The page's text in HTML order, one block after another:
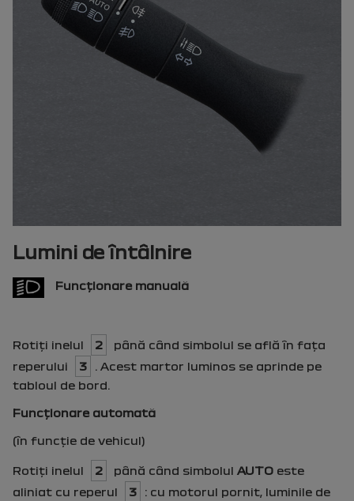
Lumini de întâlnire
Funcţionare manuală
Rotiţi inelul 2
până când simbolul se află în faţa
reperului
3
. Acest martor luminos se aprinde pe
tabloul de bord.
Funcţionare automată
(în funcţie de vehicul)
Rotiţi inelul 2 până când simbolul AUTO este
aliniat cu reperul
3
: cu motorul pornit, luminile de